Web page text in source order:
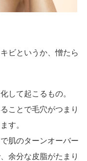
ビというか、憎たら
して起こるもの。
ことで毛穴がつまり
す。
肌のターンオーバー
余分な皮脂がたまり